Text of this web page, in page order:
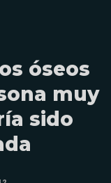
óseos
muy
sido